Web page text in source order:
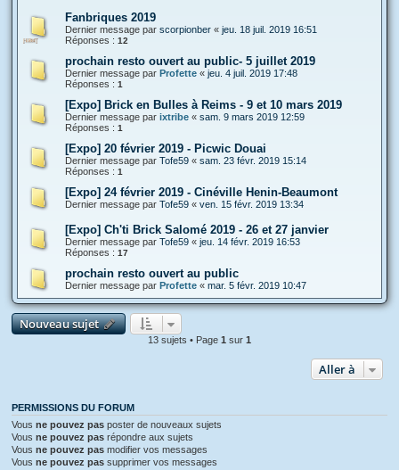
Fanbriques 2019
Dernier message par scorpionber « jeu. 18 juil. 2019 16:51
Réponses : 12
prochain resto ouvert au public- 5 juillet 2019
Dernier message par Profette « jeu. 4 juil. 2019 17:48
Réponses : 1
[Expo] Brick en Bulles à Reims - 9 et 10 mars 2019
Dernier message par ixtribe « sam. 9 mars 2019 12:59
Réponses : 1
[Expo] 20 février 2019 - Picwic Douai
Dernier message par Tofe59 « sam. 23 févr. 2019 15:14
Réponses : 1
[Expo] 24 février 2019 - Cinéville Henin-Beaumont
Dernier message par Tofe59 « ven. 15 févr. 2019 13:34
[Expo] Ch'ti Brick Salomé 2019 - 26 et 27 janvier
Dernier message par Tofe59 « jeu. 14 févr. 2019 16:53
Réponses : 17
prochain resto ouvert au public
Dernier message par Profette « mar. 5 févr. 2019 10:47
Nouveau sujet
13 sujets • Page 1 sur 1
Aller à
PERMISSIONS DU FORUM
Vous ne pouvez pas poster de nouveaux sujets
Vous ne pouvez pas répondre aux sujets
Vous ne pouvez pas modifier vos messages
Vous ne pouvez pas supprimer vos messages